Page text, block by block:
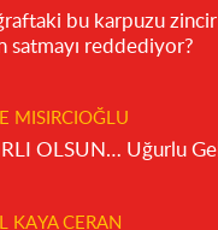
bu karpuzu
satmayı reddediyor?
MISIRCIOĞLU
HAYIRLI OLSUN…
KAYA CERAN